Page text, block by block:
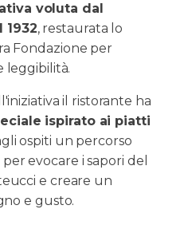
voluta dal
1932, restaurata lo
Fondazione per
leggibilità.
il ristorante ha
ispirato ai piatti
ospiti un percorso
evocare i sapori del
e creare un
e gusto.